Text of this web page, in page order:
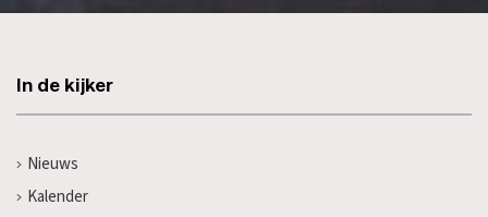
In de kijker
Nieuws
Kalender